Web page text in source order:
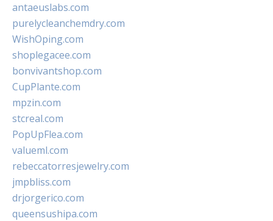
antaeuslabs.com
purelycleanchemdry.com
WishOping.com
shoplegacee.com
bonvivantshop.com
CupPlante.com
mpzin.com
stcreal.com
PopUpFlea.com
valueml.com
rebeccatorresjewelry.com
jmpbliss.com
drjorgerico.com
queensushipa.com